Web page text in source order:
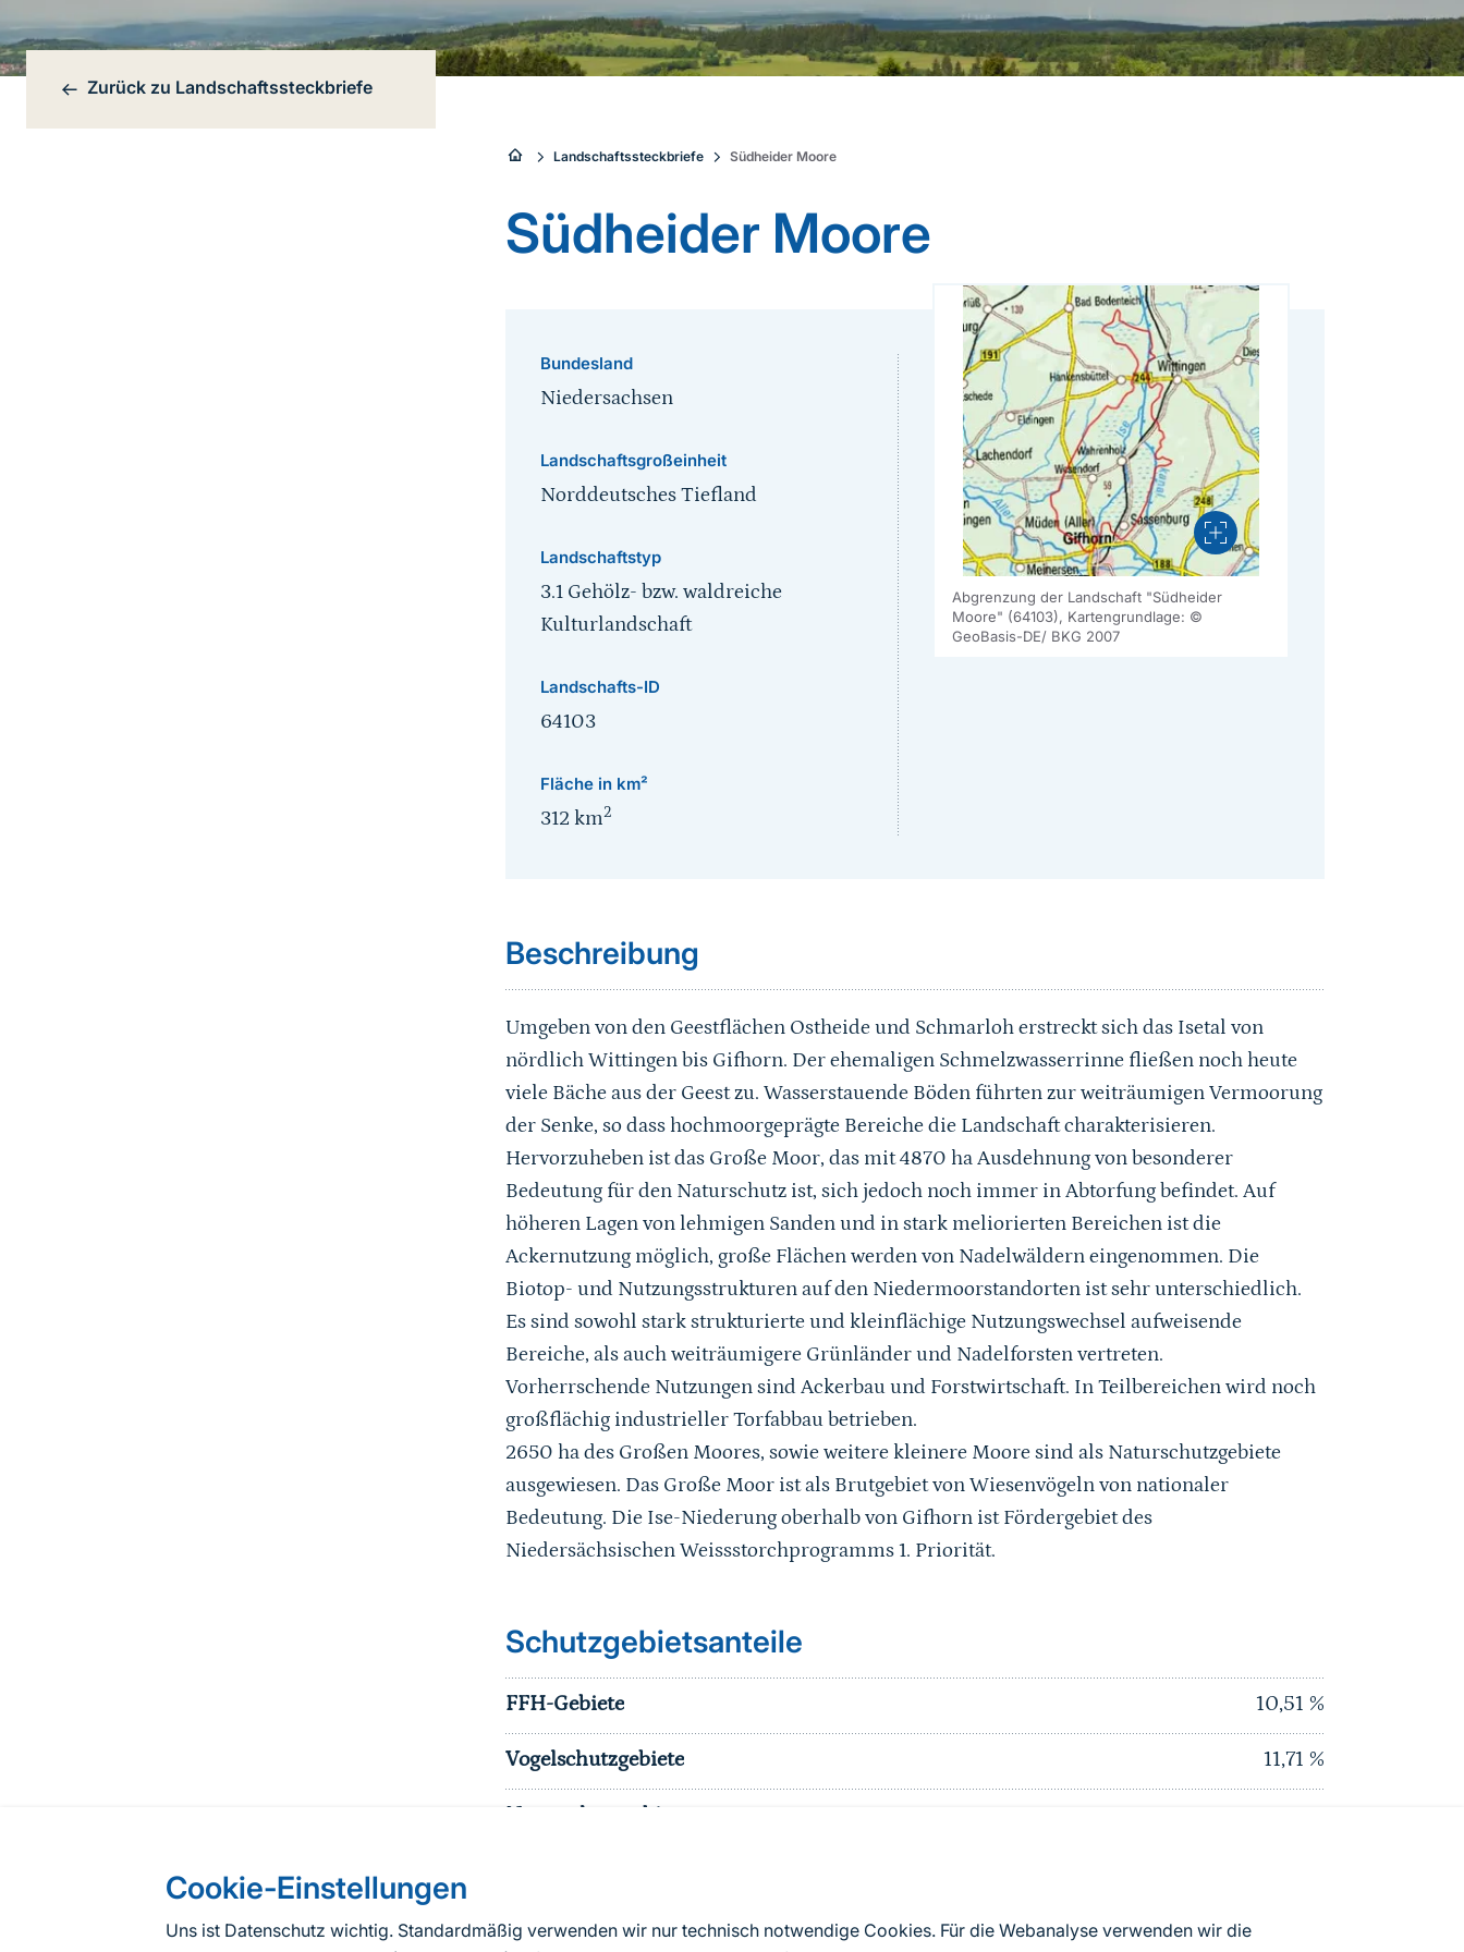
Cookie-Einstellungen
Uns ist Datenschutz wichtig. Standardmäßig verwenden wir nur technisch notwendige Cookies. Für die Webanalyse verwenden wir die
Bereichsnavigation
Zurück zu Landschaftssteckbriefe
Sie
sind
hier:
Landschaftssteckbriefe Südheider Moore
Südheider Moore
Bundesland
Niedersachsen
Landschaftsgroßeinheit
Norddeutsches Tiefland
Landschaftstyp
3.1 Gehölz- bzw. waldreiche
Kulturlandschaft
Landschafts-ID
64103
Fläche in km²
312 km2
Vergrößern
Abgrenzung der Landschaft "Südheider
Moore" (64103), Kartengrundlage: ©
GeoBasis-DE/ BKG 2007
Beschreibung
Umgeben von den Geestflächen Ostheide und Schmarloh erstreckt sich das Isetal von
nördlich Wittingen bis Gifhorn. Der ehemaligen Schmelzwasserrinne fließen noch heute
viele Bäche aus der Geest zu. Wasserstauende Böden führten zur weiträumigen Vermoorung
der Senke, so dass hochmoorgeprägte Bereiche die Landschaft charakterisieren.
Hervorzuheben ist das Große Moor, das mit 4870 ha Ausdehnung von besonderer
Bedeutung für den Naturschutz ist, sich jedoch noch immer in Abtorfung befindet. Auf
höheren Lagen von lehmigen Sanden und in stark meliorierten Bereichen ist die
Ackernutzung möglich, große Flächen werden von Nadelwäldern eingenommen. Die
Biotop- und Nutzungsstrukturen auf den Niedermoorstandorten ist sehr unterschiedlich.
Es sind sowohl stark strukturierte und kleinflächige Nutzungswechsel aufweisende
Bereiche, als auch weiträumigere Grünländer und Nadelforsten vertreten.
Vorherrschende Nutzungen sind Ackerbau und Forstwirtschaft. In Teilbereichen wird noch
großflächig industrieller Torfabbau betrieben.
2650 ha des Großen Moores, sowie weitere kleinere Moore sind als Naturschutzgebiete
ausgewiesen. Das Große Moor ist als Brutgebiet von Wiesenvögeln von nationaler
Bedeutung. Die Ise-Niederung oberhalb von Gifhorn ist Fördergebiet des
Niedersächsischen Weissstorchprogramms 1. Priorität.
Schutzgebietsanteile
FFH-Gebiete 10,51 %
Vogelschutzgebiete 11,71 %
Naturschutzgebiete
sonst. Schutzgebiete